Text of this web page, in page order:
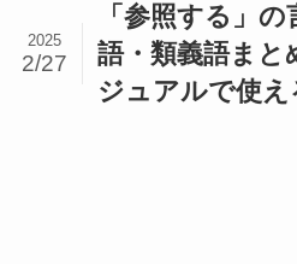
「参照する」
語・類義語まと
ジュアルで使え
2025
2/27